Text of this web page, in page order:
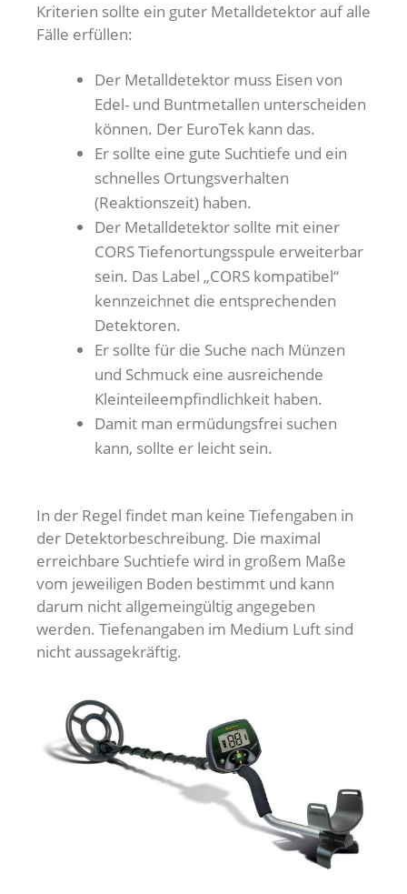
Kriterien sollte ein guter Metalldetektor auf alle
Fälle erfüllen:
Der Metalldetektor muss Eisen von
Edel- und Buntmetallen unterscheiden
können. Der EuroTek kann das.
Er sollte eine gute Suchtiefe und ein
schnelles Ortungsverhalten
(Reaktionszeit) haben.
Der Metalldetektor sollte mit einer
CORS Tiefenortungsspule erweiterbar
sein. Das Label „CORS kompatibel“
kennzeichnet die entsprechenden
Detektoren.
Er sollte für die Suche nach Münzen
und Schmuck eine ausreichende
Kleinteileempfindlichkeit haben.
Damit man ermüdungsfrei suchen
kann, sollte er leicht sein.
In der Regel findet man keine Tiefengaben in
der Detektorbeschreibung. Die maximal
erreichbare Suchtiefe wird in großem Maße
vom jeweiligen Boden bestimmt und kann
darum nicht allgemeingültig angegeben
werden. Tiefenangaben im Medium Luft sind
nicht aussagekräftig.